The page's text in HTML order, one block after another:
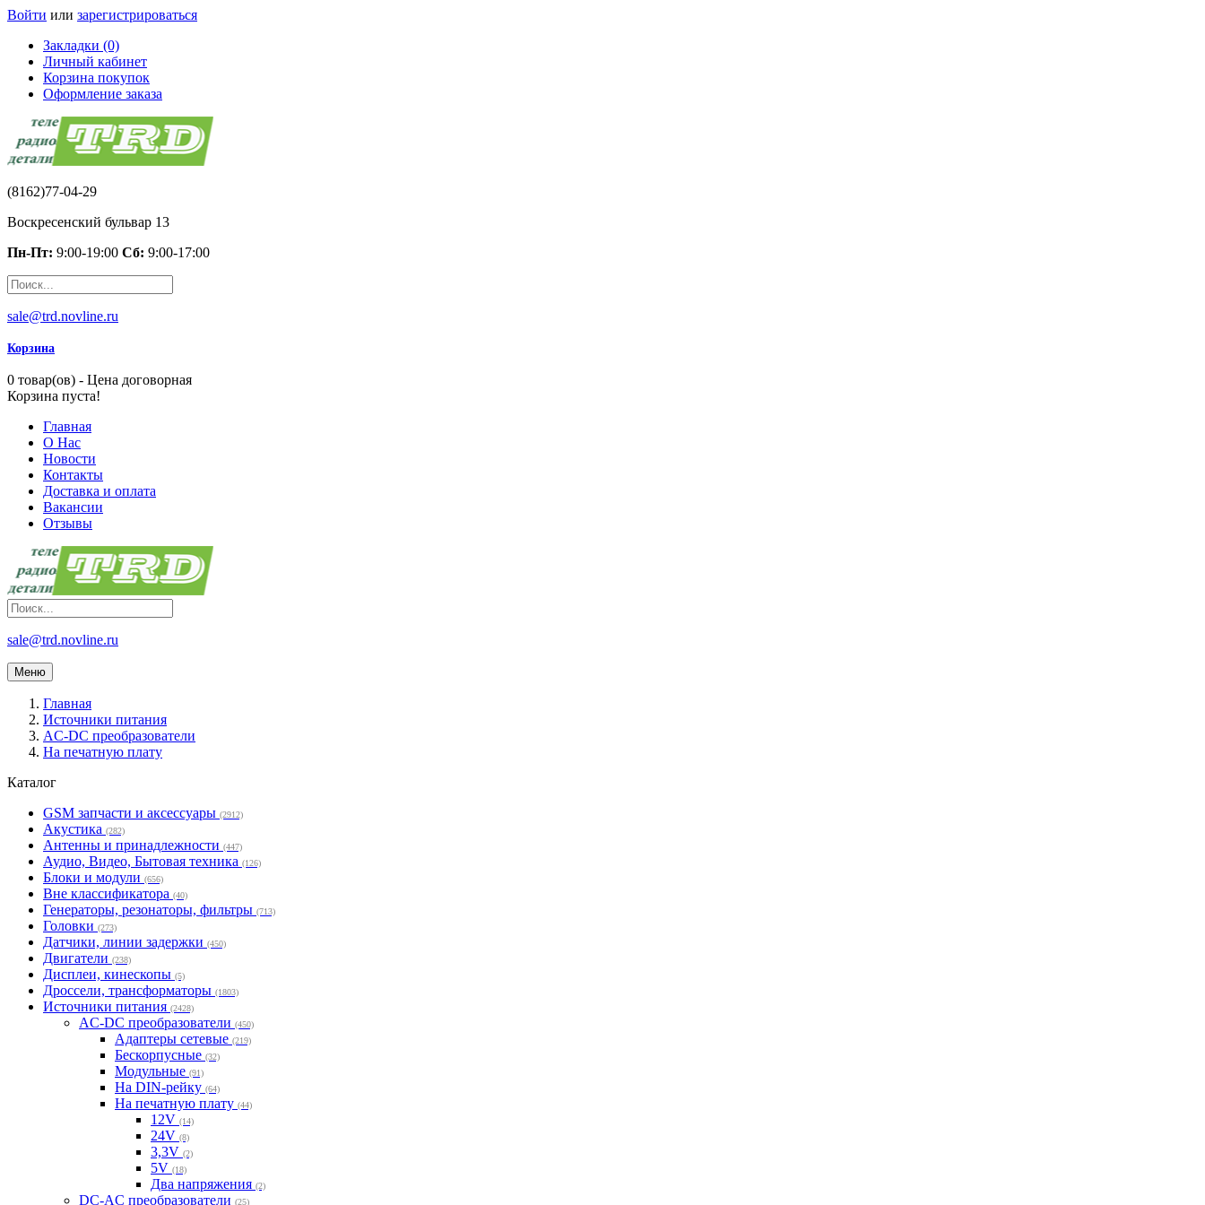
Войти или зарегистрироваться
Закладки (0)
Личный кабинет
Корзина покупок
Оформление заказа
(8162)77-04-29
Воскресенский бульвар 13
Пн-Пт: 9:00-19:00 Сб: 9:00-17:00
sale@trd.novline.ru
Корзина
0 товар(ов) - Цена договорная
Корзина пуста!
Главная
О Нас
Новости
Контакты
Доставка и оплата
Вакансии
Отзывы
sale@trd.novline.ru
Меню
Главная
Источники питания
AC-DC преобразователи
На печатную плату
Каталог
GSM запчасти и аксессуары (2912)
Акустика (282)
Антенны и принадлежности (447)
Аудио, Видео, Бытовая техника (126)
Блоки и модули (656)
Вне классификатора (40)
Генераторы, резонаторы, фильтры (713)
Головки (273)
Датчики, линии задержки (450)
Двигатели (238)
Дисплеи, кинескопы (5)
Дроссели, трансформаторы (1803)
Источники питания (2428)
AC-DC преобразователи (450)
Адаптеры сетевые (219)
Бескорпусные (32)
Модульные (91)
На DIN-рейку (64)
На печатную плату (44)
12V (14)
24V (8)
3,3V (2)
5V (18)
Два напряжения (2)
DC-AC преобразователи (25)